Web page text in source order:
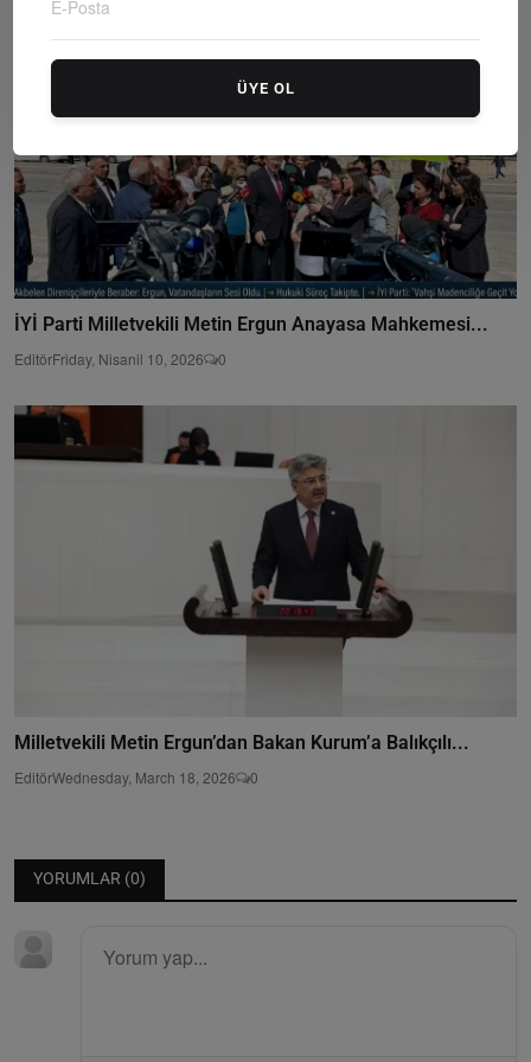
İYİ Parti Milletvekili Metin Ergun Anayasa Mahkemesi...
EditörFriday, Nisanil 10, 2026 0
Milletvekili Metin Ergun’dan Bakan Kurum’a Balıkçılı...
EditörWednesday, March 18, 2026 0
YORUMLAR (0)
ÜYE OL